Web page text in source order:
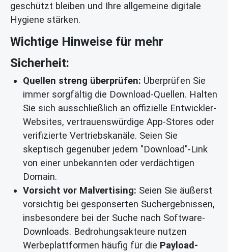
geschützt bleiben und Ihre allgemeine digitale
Hygiene stärken.
Wichtige Hinweise für mehr
Sicherheit:
Quellen streng überprüfen: Überprüfen Sie
immer sorgfältig die Download-Quellen. Halten
Sie sich ausschließlich an offizielle Entwickler-
Websites, vertrauenswürdige App-Stores oder
verifizierte Vertriebskanäle. Seien Sie
skeptisch gegenüber jedem "Download"-Link
von einer unbekannten oder verdächtigen
Domain.
Vorsicht vor Malvertising: Seien Sie äußerst
vorsichtig bei gesponserten Suchergebnissen,
insbesondere bei der Suche nach Software-
Downloads. Bedrohungsakteure nutzen
Werbeplattformen häufig für die Payload-